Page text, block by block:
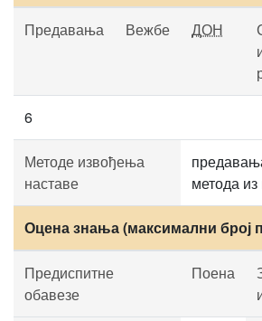
Предавања Вежбе ДОН
6
Методе извођења
наставе
метода
Оцена знања (максимални број
Предиспитне
обавезе
Поена